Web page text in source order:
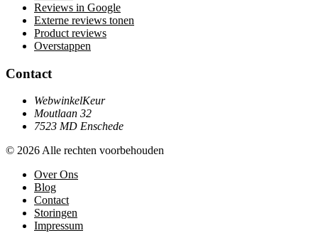
Reviews in Google
Externe reviews tonen
Product reviews
Overstappen
Contact
WebwinkelKeur
Moutlaan 32
7523 MD Enschede
© 2026 Alle rechten voorbehouden
Over Ons
Blog
Contact
Storingen
Impressum